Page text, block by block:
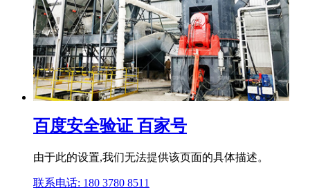
百度安全验证 百家号
由于此的设置,我们无法提供该页面的具体描述。
联系电话: 180 3780 8511